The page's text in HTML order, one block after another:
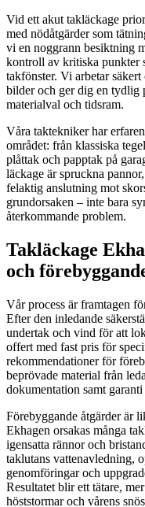
Vid ett akut takläckage
med nödåtgärder som
vi en noggrann besiktning
kontroll av kritiska punkter
takfönster. Vi arbetar
bilder och ger dig en tydlig
materialval och tidsram.
Våra taktekniker har
området: från klassiska
plåttak och papptak på
läckage är spruckna
felaktig anslutning mot
grundorsaken – inte bara
återkommande problem.
Takläckage
och
Vår process är framtagen
Efter den inledande
undertak och vind för att
offert med fast pris för
rekommendationer för
beprövade material från
dokumentation samt
Förebyggande åtgärder är
Ekhagen orsakas många
igensatta rännor och
taklutans vattenavledning,
genomföringar och
Resultatet blir ett tätare,
höststormar och vårens